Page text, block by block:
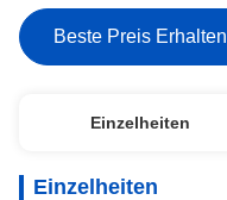
Beste Preis Erhalten
Einzelheiten
Einzelheiten